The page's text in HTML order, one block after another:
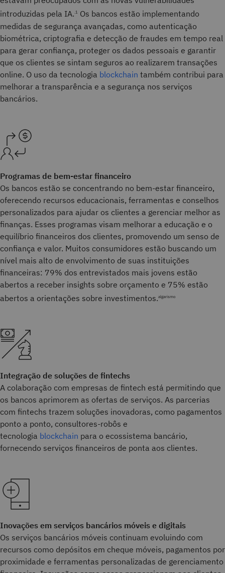
introduzidas pela IA..1 Os bancos estão implementando
medidas de segurança avançadas, como autenticação
biométrica, criptografia e detecção de fraudes em tempo real
para gerar confiança, proteger os dados pessoais e garantir
que os clientes se sintam seguros ao realizarem transações
online. O uso da tecnologia blockchain também contribui para
melhorar a transparência e a segurança nos serviços
bancários.
Programas de bem-estar financeiro
Os bancos estão se concentrando no bem-estar financeiro,
oferecendo recursos educacionais, ferramentas e conselhos
personalizados para ajudar os clientes a gerenciar melhor as
finanças. Esses programas visam melhorar a educação e o
equilíbrio financeiros dos clientes, promovendo um senso de
confiança e valor. Muitos consumidores estão buscando um
nível mais alto de envolvimento de suas instituições
financeiras: 79% dos entrevistados mais jovens estão
abertos a receber insights sobre orçamento e 75% estão
abertos a orientações sobre investimentos.algarismo
Integração de soluções de fintechs
A colaboração com empresas de fintech está permitindo que
os bancos aprimorem as ofertas de serviços. As parcerias
com fintechs trazem soluções inovadoras, como pagamentos
ponto a ponto, consultores-robôs e
tecnologia blockchain para o ecossistema bancário,
fornecendo serviços financeiros de ponta aos clientes.
Inovações em serviços bancários móveis e digitais
Os serviços bancários móveis continuam evoluindo com
recursos como depósitos em cheque móveis, pagamentos por
proximidade e ferramentas personalizadas de gerenciamento